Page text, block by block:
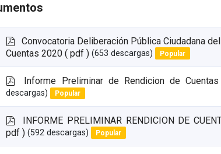
p
d
Convocatoria Deliberación Pública Ciudadana
Cuentas 2020 ( pdf ) (653 descargas) Popular
p
d
Informe Preliminar de Rendicion de
descargas)
Popular
p
d
INFORME PRELIMINAR RENDICION DE
pdf ) (592 descargas) Popular